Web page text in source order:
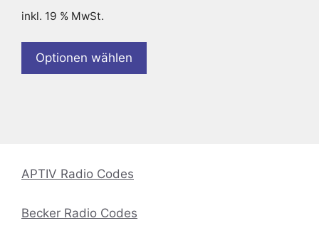
inkl. 19 % MwSt.
Optionen wählen
APTIV Radio Codes
Becker Radio Codes